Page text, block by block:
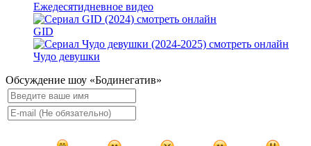
Ежедесятидневное видео
GID
Чудо девушки
Обсуждение шоу «Бодинегатив»